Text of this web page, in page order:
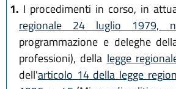
1. I procedimenti in corso, in
regionale 24 luglio 1979,
programmazione e deleghe
professioni), della legge
dell'articolo 14 della legge